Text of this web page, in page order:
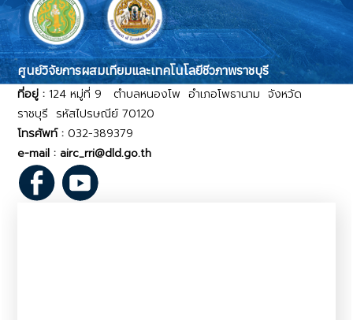
ศูนย์วิจัยการผสมเทียมและเทคโนโลยีชีวภาพราชบุรี
ที่อยู่ :124 หมู่ที่ 9 ตำบลหนองโพ อำเภอโพธานาม จังหวัด
ราชบุรี รหัสไปรษณีย์ 70120
โทรศัพท์ : 032-389379
e-mail : airc_rri@dld.go.th